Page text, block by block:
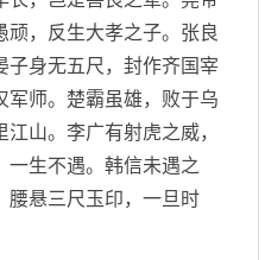
顽，反生大孝之子。张良
子身无五尺，封作齐国宰
军师。楚霸虽雄，败于乌
山。李广有射虎之威，
一生不遇。韩信未遇之
腰悬三尺玉印，一旦时